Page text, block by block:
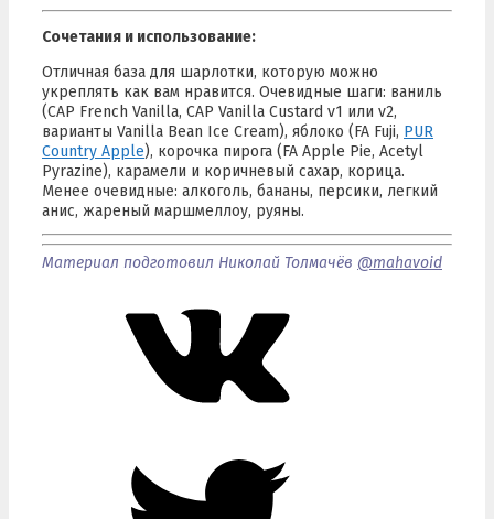
Сочетания и использование:
Отличная база для шарлотки, которую можно
укреплять как вам нравится. Очевидные шаги: ваниль
(CAP French Vanilla, CAP Vanilla Custard v1 или v2,
варианты Vanilla Bean Ice Cream), яблоко (FA Fuji, PUR
Country Apple), корочка пирога (FA Apple Pie, Acetyl
Pyrazine), карамели и коричневый сахар, корица.
Менее очевидные: алкоголь, бананы, персики, легкий
анис, жареный маршмеллоу, руяны.
Материал подготовил Николай Толмачёв @mahavoid